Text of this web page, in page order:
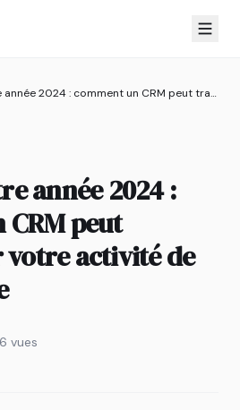
Planifier votre année 2024 : comment un CRM peut transformer votre activité de photographe
année 2024 :
peut
activité de
vues